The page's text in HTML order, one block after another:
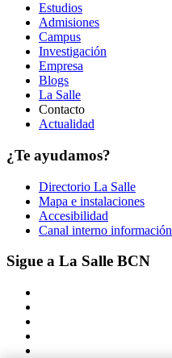
Estudios
Admisiones
Campus
Investigación
Empresa
Blogs
La Salle
Contacto
Actualidad
¿Te ayudamos?
Directorio La Salle
Mapa e instalaciones
Accesibilidad
Canal interno información
Sigue a La Salle BCN